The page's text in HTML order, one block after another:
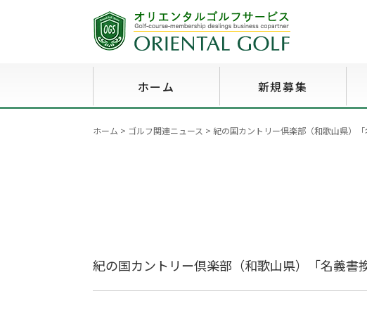
ホーム 新規募集
ホーム > ゴルフ関連ニュース > 紀の国カントリー倶楽部（和歌山県）「
紀の国カントリー倶楽部（和歌山県）「名義書